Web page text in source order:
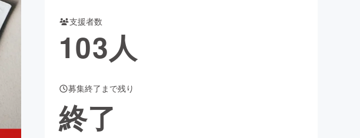
ビューティー・ヘルスケア
Creation
支援者数
103人
募集終了まで残り
終了